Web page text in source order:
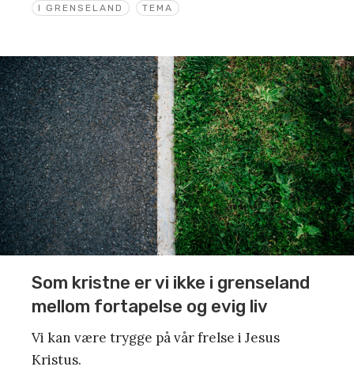
I GRENSELAND TEMA
Som kristne er vi ikke i grenseland
mellom fortapelse og evig liv
Vi kan være trygge på vår frelse i Jesus
Kristus.